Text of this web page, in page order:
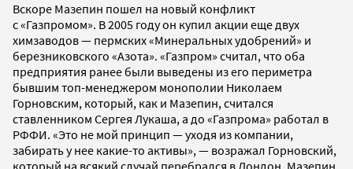
Вскоре Мазепин пошел на новый конфликт
с «Газпромом». В 2005 году он купил акции еще двух
химзаводов — пермских «Минеральных удобрений» и
березниковского «Азота». «Газпром» считал, что оба
предприятия ранее были выведены из его периметра
бывшим топ-менеджером монополии Николаем
Горновским, который, как и Мазепин, считался
ставленником Сергея Лукаша, а до «Газпрома» работал в
РФФИ. «Это не мой принцип — уходя из компании,
забирать у нее какие-то активы», — возражал Горновский,